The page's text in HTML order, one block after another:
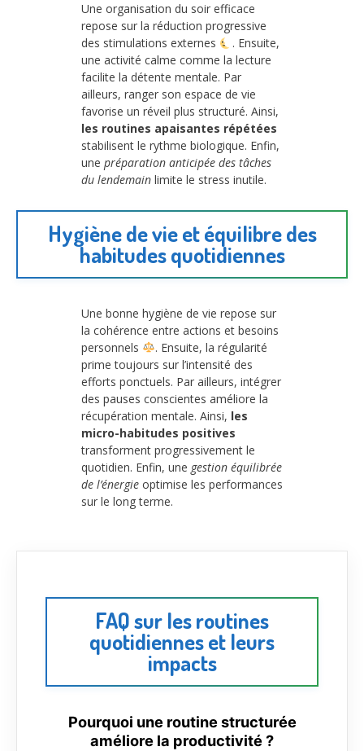
Une organisation du soir efficace
repose sur la réduction progressive
des stimulations externes
. Ensuite,
une activité calme comme la lecture
facilite la détente mentale. Par
ailleurs, ranger son espace de vie
favorise un réveil plus structuré. Ainsi,
les routines apaisantes répétées
stabilisent le rythme biologique. Enfin,
une préparation anticipée des tâches
du lendemain limite le stress inutile.
Hygiène de vie et équilibre des
habitudes quotidiennes
Une bonne hygiène de vie repose sur
la cohérence entre actions et besoins
personnels
. Ensuite, la régularité
prime toujours sur l’intensité des
efforts ponctuels. Par ailleurs, intégrer
des pauses conscientes améliore la
récupération mentale. Ainsi, les
micro-habitudes positives
transforment progressivement le
quotidien. Enfin, une gestion équilibrée
de l’énergie optimise les performances
sur le long terme.
FAQ sur les routines
quotidiennes et leurs
impacts
Pourquoi une routine structurée
améliore la productivité ?